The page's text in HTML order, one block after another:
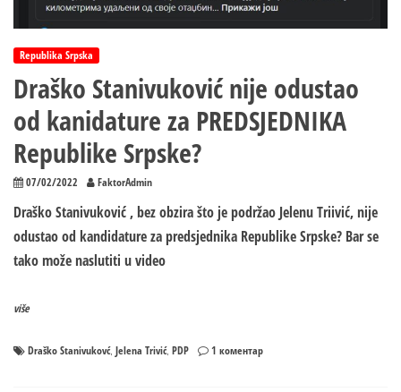
Republika Srpska
Draško Stanivuković nije odustao
od kanidature za PREDSJEDNIKA
Republike Srpske?
07/02/2022 FaktorAdmin
Draško Stanivuković , bez obzira što je podržao Jelenu Triivić, nije
odustao od kandidature za predsjednika Republike Srpske? Bar se
tako može naslutiti u video
više
Draško Stanivukovć, Jelena Trivić, PDP 1 коментарна